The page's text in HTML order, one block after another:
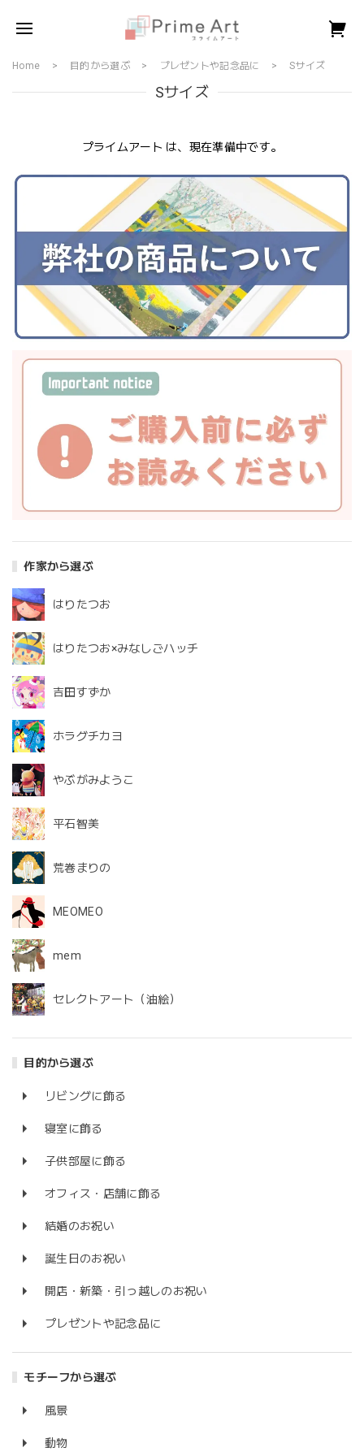
作家から選ぶ
はりたつお
はりたつお×みなしごハッチ
吉田すずか
ホラグチカヨ
やぶがみようこ
平石智美
荒巻まりの
MEOMEO
mem
セレクトアート（油絵）
目的から選ぶ
リビングに飾る
寝室に飾る
子供部屋に飾る
オフィス・店舗に飾る
結婚のお祝い
誕生日のお祝い
開店・新築・引っ越しのお祝い
プレゼントや記念品に
モチーフから選ぶ
風景
動物
Home 目的から選ぶ プレゼントや記念品に Sサイズ
Sサイズ
プライムアート は、現在準備中です。